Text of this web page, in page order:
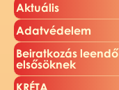
Ak­tu­á­lis
Adat­vé­de­lem
Be­irat­ko­zás le­en­dő
el­ső­sök­nek
KRÉTA